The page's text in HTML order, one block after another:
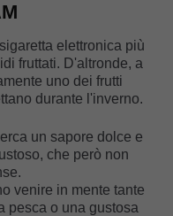
elettronica più
fruttati. D'altronde, a
uno dei frutti
durante l'inverno.
un sapore dolce e
che però non
venire in mente tante
pesca o una gustosa